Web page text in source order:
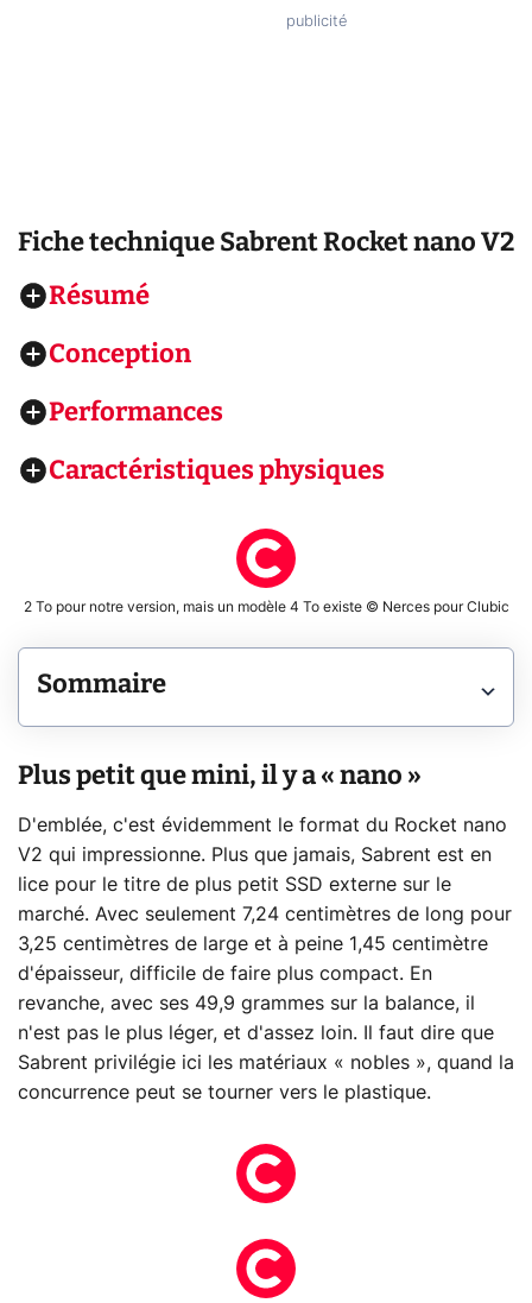
Fiche techniqueSabrent Rocket nano V2
Résumé
Conception
Performances
Caractéristiques physiques
2 To pour notre version, mais un modèle 4 To existe © Nerces pour Clubic
Sommaire
Plus petit que mini, il y a « nano »
D'emblée, c'est évidemment le format du Rocket nano
V2 qui impressionne. Plus que jamais, Sabrent est en
lice pour le titre de plus petit SSD externe sur le
marché. Avec seulement 7,24 centimètres de long pour
3,25 centimètres de large et à peine 1,45 centimètre
d'épaisseur, difficile de faire plus compact. En
revanche, avec ses 49,9 grammes sur la balance, il
n'est pas le plus léger, et d'assez loin. Il faut dire que
Sabrent privilégie ici les matériaux « nobles », quand la
concurrence peut se tourner vers le plastique.